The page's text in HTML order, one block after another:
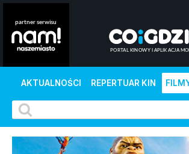
AKTUALNOŚCI REPERTUAR KIN